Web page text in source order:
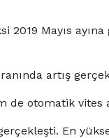
2019 Mayıs
artış
otomatik vites
En